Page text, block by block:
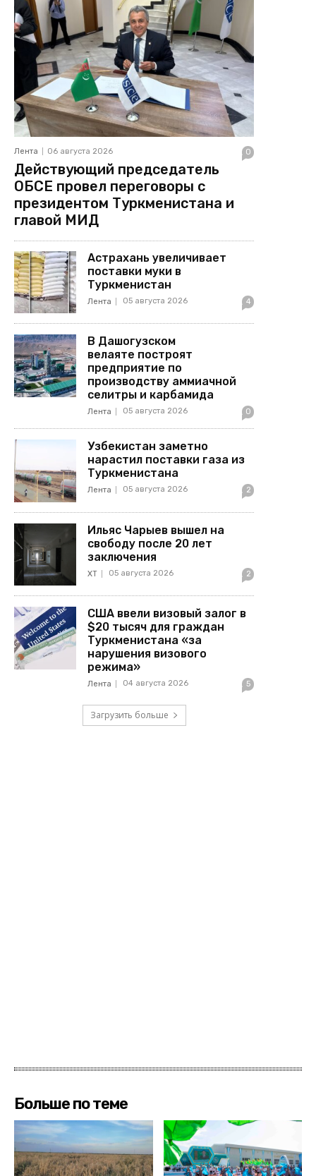
Лента 06 августа 2026 0
Действующий председатель
ОБСЕ провел переговоры с
президентом Туркменистана и
главой МИД
Астрахань увеличивает
поставки муки в
Туркменистан
Лента 05 августа 2026 4
В Дашогузском
велаяте построят
предприятие по
производству аммиачной
селитры и карбамида
Лента 05 августа 2026 0
Узбекистан заметно
нарастил поставки газа из
Туркменистана
Лента 05 августа 2026 2
Ильяс Чарыев вышел на
свободу после 20 лет
заключения
ХТ 05 августа 2026 2
США ввели визовый залог в
$20 тысяч для граждан
Туркменистана «за
нарушения визового
режима»
Лента 04 августа 2026 5
Загрузить больше
Больше по теме